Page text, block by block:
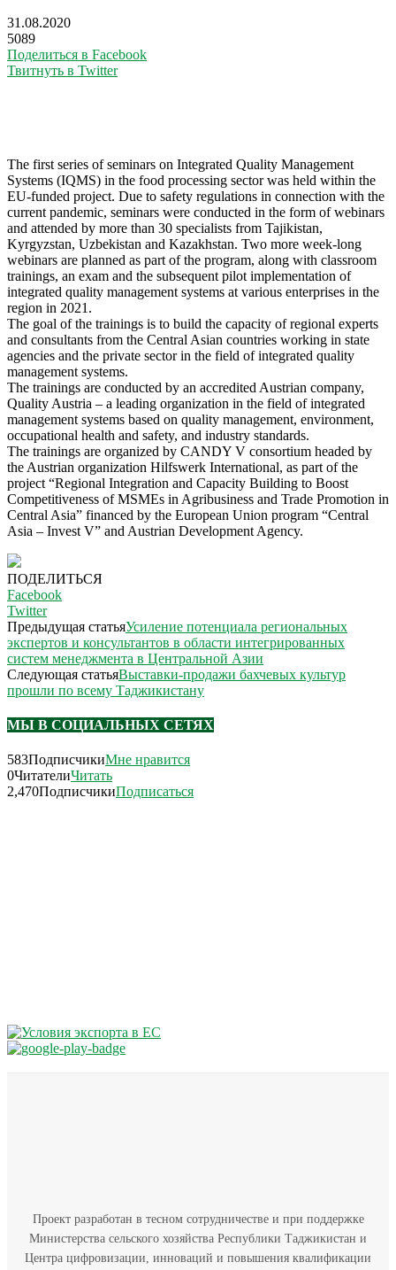
31.08.2020
5089
Поделиться в Facebook
Твитнуть в Twitter
The first series of seminars on Integrated Quality Management
Systems (IQMS) in the food processing sector was held within the
EU-funded project. Due to safety regulations in connection with the
current pandemic, seminars were conducted in the form of webinars
and attended by more than 30 specialists from Tajikistan,
Kyrgyzstan, Uzbekistan and Kazakhstan. Two more week-long
webinars are planned as part of the program, along with classroom
trainings, an exam and the subsequent pilot implementation of
integrated quality management systems at various enterprises in the
region in 2021.
The goal of the trainings is to build the capacity of regional experts
and consultants from the Central Asian countries working in state
agencies and the private sector in the field of integrated quality
management systems.
The trainings are conducted by an accredited Austrian company,
Quality Austria – a leading organization in the field of integrated
management systems based on quality management, environment,
occupational health and safety, and industry standards.
The trainings are organized by CANDY V consortium headed by
the Austrian organization Hilfswerk International, as part of the
project “Regional Integration and Capacity Building to Boost
Competitiveness of MSMEs in Agribusiness and Trade Promotion in
Central Asia” financed by the European Union program “Central
Asia – Invest V” and Austrian Development Agency.
ПОДЕЛИТЬСЯ
Facebook
Twitter
Предыдущая статьяУсиление потенциала региональных
экспертов и консультантов в области интегрированных
систем менеджмента в Центральной Азии
Следующая статьяВыставки-продажи бахчевых культур
прошли по всему Таджикистану
МЫ В СОЦИАЛЬНЫХ СЕТЯХ
583ПодписчикиМне нравится
0ЧитателиЧитать
2,470ПодписчикиПодписаться
Проект разработан в тесном сотрудничестве и при поддержке
Министерства сельского хозяйства Республики Таджикистан и
Центра цифровизации, инноваций и повышения квалификации